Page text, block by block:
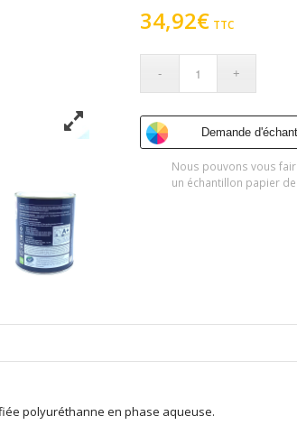
34,92€ TTC
Demande
Nous pouvons vous
un échantillon papier
polyuréthanne en phase aqueuse.